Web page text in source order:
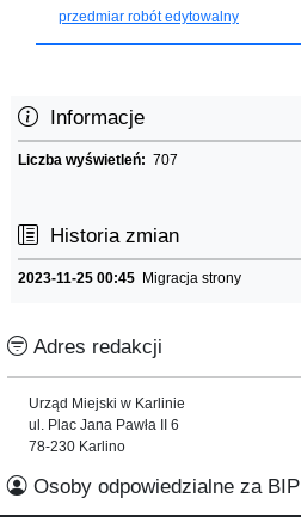
przedmiar robót edytowalny
Informacje
Liczba wyświetleń: 707
Historia zmian
2023-11-25 00:45 Migracja strony
Adres redakcji
Urząd Miejski w Karlinie
ul. Plac Jana Pawła II 6
78-230 Karlino
Osoby odpowiedzialne za BIP